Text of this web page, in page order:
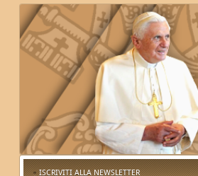
ISCRIVITI ALLA NEWSLETTER